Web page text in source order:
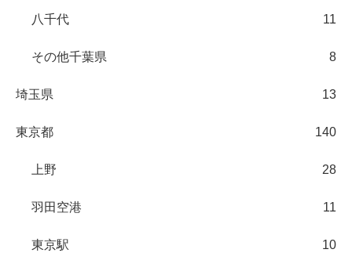
八千代 11
その他千葉県 8
埼玉県 13
東京都 140
上野 28
羽田空港 11
東京駅 10